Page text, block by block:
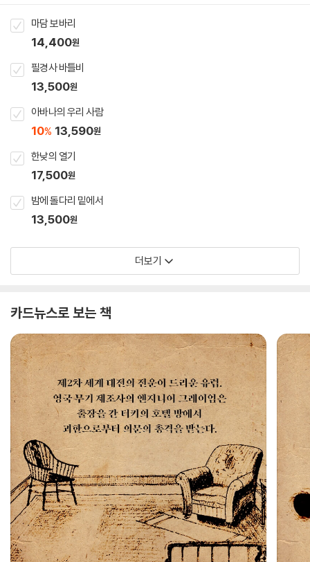
마담 보바리
14,400원
필경사 바틀비
13,500원
아바나의 우리 사람
10% 13,590원
한낮의 열기
17,500원
밤에 돌다리 밑에서
13,500원
더보기
카드뉴스로 보는 책